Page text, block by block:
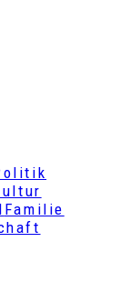
Familie